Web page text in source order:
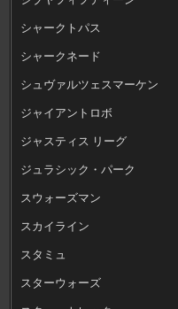
シャークトパス
シャークネード
シュヴァルツェスマーケン
ジャイアントロボ
ジャスティス リーグ
ジュラシック・パーク
スウォーズマン
スカイライン
スタミュ
スターウォーズ